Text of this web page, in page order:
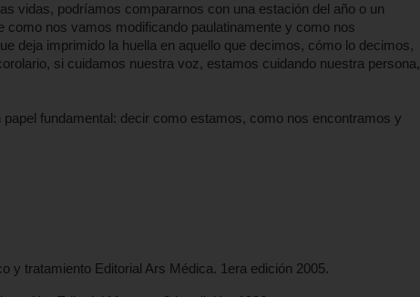
vidas, podríamos compararnos con una estación del año o un
nos vamos modificando paulatinamente y como nos
deja imprimido la huella en aquello que decimos, cómo lo decimos,
si cuidamos nuestra voz, estamos cuidando nuestra persona,
fundamental: decir como estamos, como nos encontramos y
y tratamiento Editorial Ars Médica. 1era edición 2005.